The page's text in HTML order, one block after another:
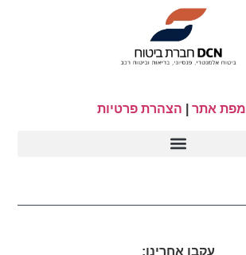
מפת אתר הצהרת פרטיות
עקבו אחרינו: